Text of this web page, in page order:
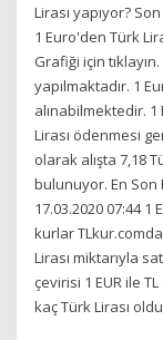
Lirası yapıyor?
1 Euro'den Türk
Grafiği için
yapılmaktadır. 1
alınabilmektedir. 1
Lirası ödenmesi
olarak alışta 7,18
bulunuyor. En Son
17.03.2020 07:44 1
kurlar
Lirası miktarıyla
çevirisi 1 EUR ile
kaç Türk Lirası